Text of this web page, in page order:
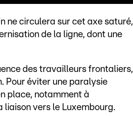
ne circulera sur cet axe saturé,
de la ligne, dont une
des travailleurs frontaliers,
Pour éviter une paralysie
place, notamment à
liaison vers le Luxembourg.